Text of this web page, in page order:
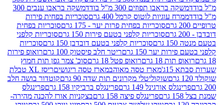
בראבו תפוזים 300 מ"ל בודד
משקה בראבו ענבים 300
עוגיות לוטוס קרמל 400 גרם
סוכריות בפחית פירות
סוכריות בפחית פרות יער - 175 גרם
סוכריות בפחית
סוכריות קלפני בטעם פירות 150 גרם
סוכריות קלפני
סוכריות קלפני בטעם דובדבן 150 גרם
סוכריות
יער 150 גרם
ריטר חלב פיסטוק 100 גרם
רואופ פירות
תות 18 גרם
רואופ פטל 18 גרם
סוכ' צמר גפן תות חמוץ
מארז טסה מאוהב מארז טסה ריגושים
ריסז XL טבלת
שוקוליטלי מקרונים תות שדה 90 גרם
קוטדור בושה חלב
אורגינל 149 גרם
פרינגלס ברביקיו 158 גרם
פרינגלס
פרינגלס פיצה 158 גרם
בצקניות אורז להכנה מהירה-